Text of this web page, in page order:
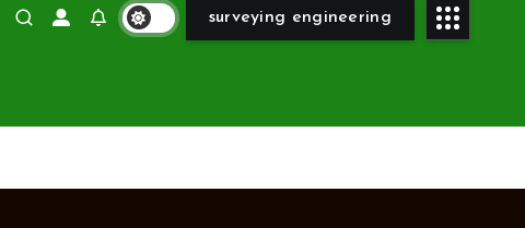
surveying engineering